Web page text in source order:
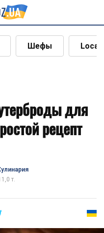
Шефы Local
для
рецепт
т.